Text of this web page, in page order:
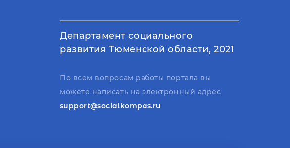
Департамент социального
развития Тюменской области, 2021
По всем вопросам работы портала вы
можете написать на электронный адрес
support@socialkompas.ru